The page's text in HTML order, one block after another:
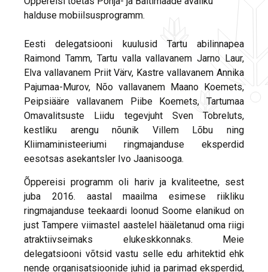
halduse mobiilsusprogramm.
Eesti delegatsiooni kuulusid Tartu abilinnapea
Raimond Tamm, Tartu valla vallavanem Jarno Laur,
Elva vallavanem Priit Värv, Kastre vallavanem Annika
Pajumaa-Murov, Nõo vallavanem Maano Koemets,
Peipsiääre vallavanem Piibe Koemets, Tartumaa
Omavalitsuste Liidu tegevjuht Sven Tobreluts,
kestliku arengu nõunik Villem Lõbu ning
Kliimaministeeriumi ringmajanduse eksperdid
eesotsas asekantsler Ivo Jaanisooga.
Õppereisi programm oli hariv ja kvaliteetne, sest
juba 2016. aastal maailma esimese riikliku
ringmajanduse teekaardi loonud Soome elanikud on
just Tampere viimastel aastelel hääletanud oma riigi
atraktiivseimaks elukeskkonnaks. Meie
delegatsiooni võtsid vastu selle edu arhitektid ehk
nende organisatsioonide juhid ja parimad eksperdid,